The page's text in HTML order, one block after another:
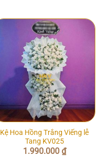
Kệ Hoa Hồng Trắng Viếng lễ
Tang KV025
1.990.000 ₫